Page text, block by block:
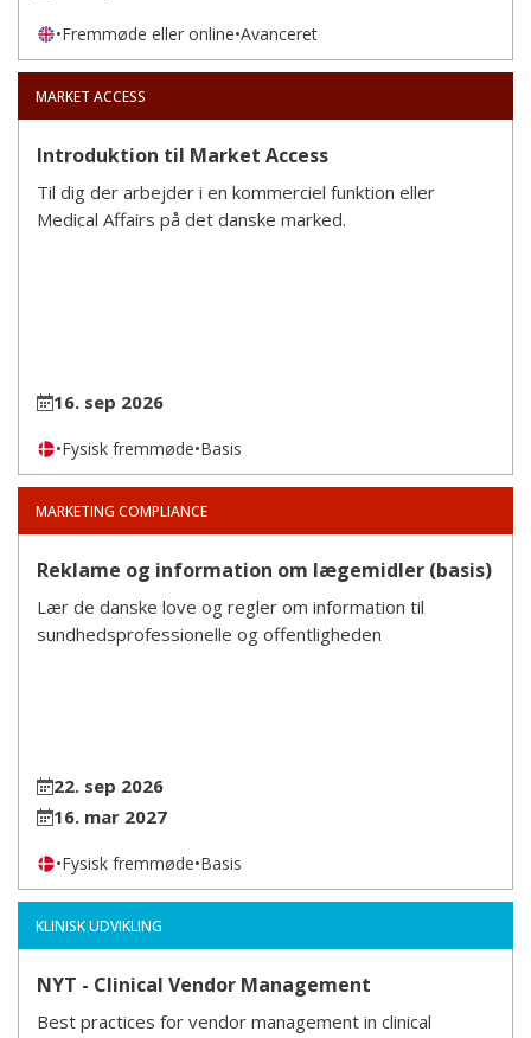
•Fremmøde eller online•Avanceret
MARKET ACCESS
Introduktion til Market Access
Til dig der arbejder i en kommerciel funktion eller
Medical Affairs på det danske marked.
16. sep 2026
•Fysisk fremmøde•Basis
MARKETING COMPLIANCE
Reklame og information om lægemidler (basis)
Lær de danske love og regler om information til
sundhedsprofessionelle og offentligheden
22. sep 2026
16. mar 2027
•Fysisk fremmøde•Basis
KLINISK UDVIKLING
NYT - Clinical Vendor Management
Best practices for vendor management in clinical